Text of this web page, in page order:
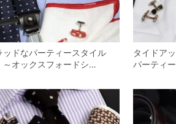
ッドなパーティースタイル
オックスフォードシ…
タイドア
パーティ